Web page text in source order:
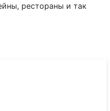
рестораны и так